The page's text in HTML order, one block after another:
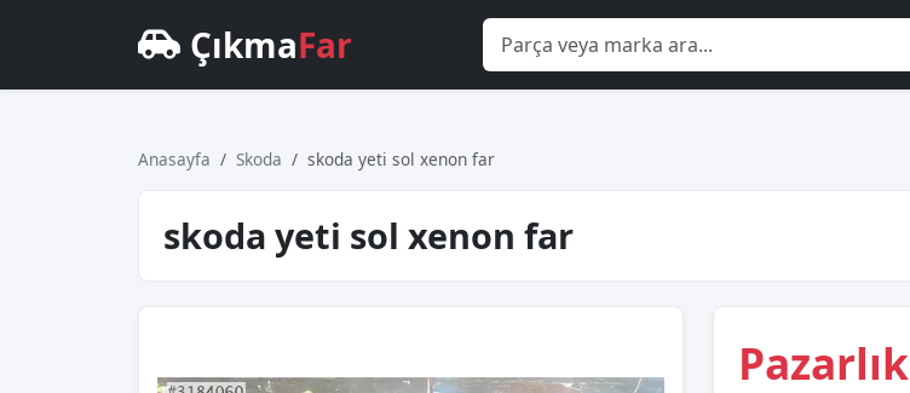
ÇıkmaFar
Anasayfa Skoda skoda yeti sol xenon far
skoda yeti sol xenon far
Pazarlık